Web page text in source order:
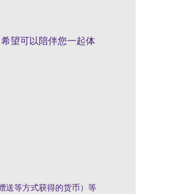
望可以陪伴您一起体
送等方式获得的货币）等